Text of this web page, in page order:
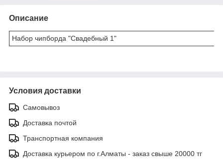
Описание
Набор чипборда "Свадебный 1"
Условия доставки
Самовывоз
Доставка почтой
Транспортная компания
Доставка курьером по г.Алматы - заказ свыше 20000 тг